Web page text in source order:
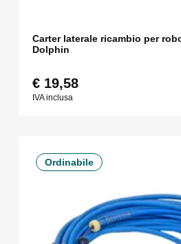
Carter laterale ricambio per
Dolphin
€19,58
IVA inclusa
Ordinabile